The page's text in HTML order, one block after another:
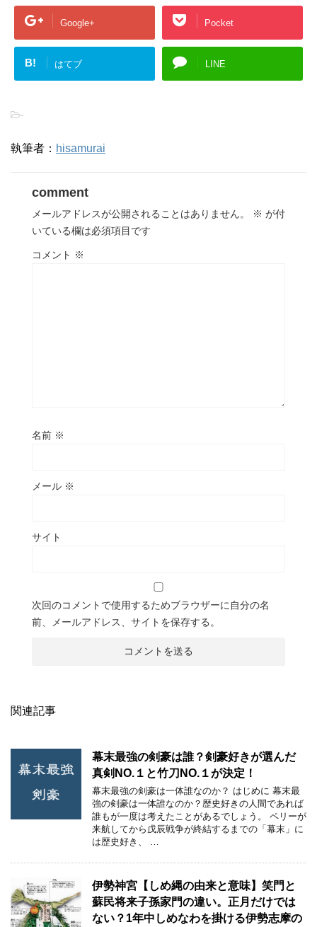
Google+ Pocket
B! はてブ LINE
-
執筆者： hisamurai
comment
メールアドレスが公開されることはありません。 ※ が付
いている欄は必須項目です
コメント ※
名前 ※
メール ※
サイト
次回のコメントで使用するためブラウザーに自分の名
前、メールアドレス、サイトを保存する。
関連記事
幕末最強の剣豪は誰？剣豪好きが選んだ
真剣NO.１と竹刀NO.１が決定！
幕末最強の剣豪は一体誰なのか？ はじめに 幕末最
強の剣豪は一体誰なのか？歴史好きの人間であれば
誰もが一度は考えたことがあるでしょう。 ペリーが
来航してから戊辰戦争が終結するまでの「幕末」に
は歴史好き、 …
伊勢神宮【しめ縄の由来と意味】笑門と
蘇民将来子孫家門の違い。正月だけでは
ない？1年中しめなわを掛ける伊勢志摩の